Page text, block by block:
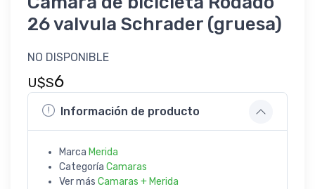
26 valvula Schrader (gruesa)
NO DISPONIBLE
U$S6
Información de producto
Marca Merida
Categoría Camaras
Ver más Camaras + Merida